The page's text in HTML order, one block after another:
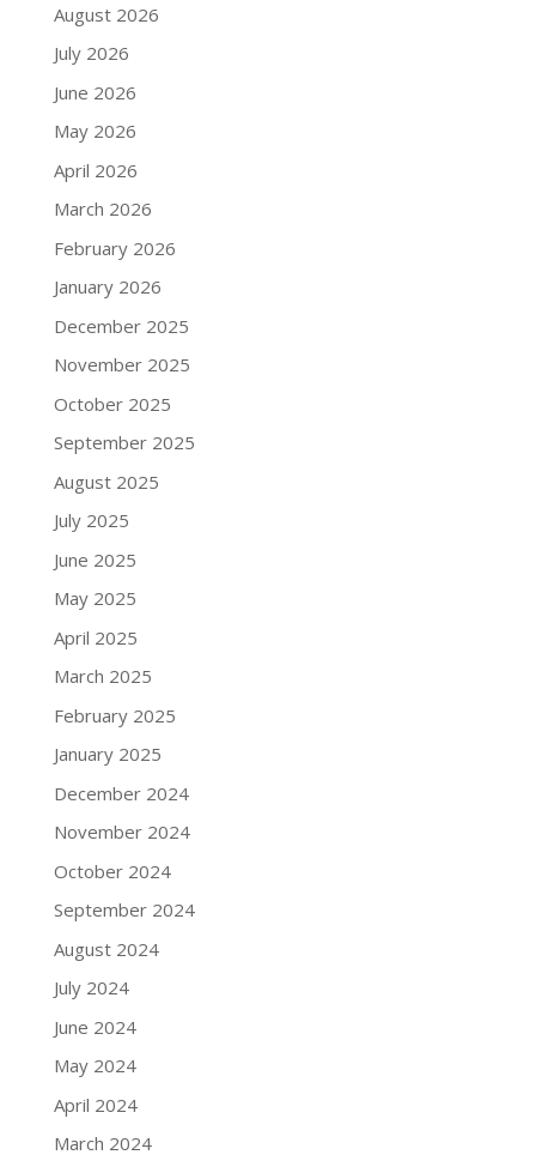
August 2026
July 2026
June 2026
May 2026
April 2026
March 2026
February 2026
January 2026
December 2025
November 2025
October 2025
September 2025
August 2025
July 2025
June 2025
May 2025
April 2025
March 2025
February 2025
January 2025
December 2024
November 2024
October 2024
September 2024
August 2024
July 2024
June 2024
May 2024
April 2024
March 2024